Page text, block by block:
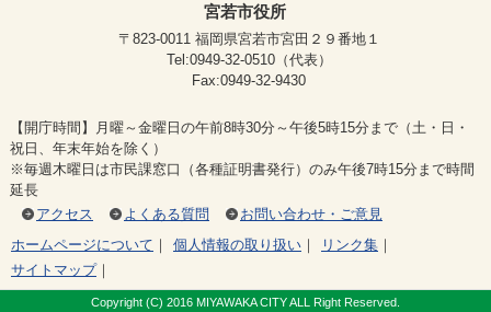
宮若市役所
〒823-0011 福岡県宮若市宮田２９番地１
Tel:0949-32-0510（代表）
Fax:0949-32-9430
【開庁時間】月曜～金曜日の午前8時30分～午後5時15分まで（土・日・
祝日、年末年始を除く）
※毎週木曜日は市民課窓口（各種証明書発行）のみ午後7時15分まで時間
延長
アクセス
よくある質問
お問い合わせ・ご意見
ホームページについて ｜ 個人情報の取り扱い ｜ リンク集 ｜
サイトマップ｜
Copyright (C) 2016 MIYAWAKA CITY ALL Right Reserved.